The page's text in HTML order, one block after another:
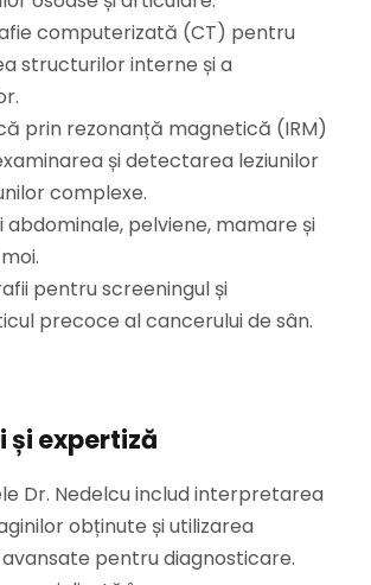
computerizată (CT) pentru
structurilor interne și a
prin rezonanță magnetică (IRM)
și detectarea leziunilor
complexe.
abdominale, pelviene, mamare și
pentru screeningul și
precoce al cancerului de sân.
și expertiză
Dr. Nedelcu includ interpretarea
obținute și utilizarea
pentru diagnosticare.